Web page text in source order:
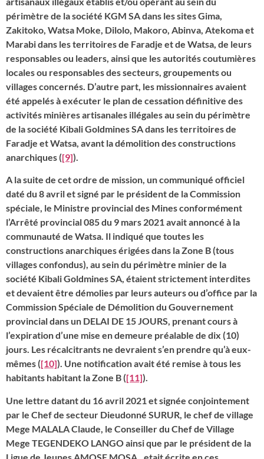
périmètre de la société KGM SA dans les sites Gima,
Zakitoko, Watsa Moke, Dilolo, Makoro, Abinva, Atekoma et
Marabi dans les territoires de Faradje et de Watsa, de leurs
responsables ou leaders, ainsi que les autorités coutumières
locales ou responsables des secteurs, groupements ou
villages concernés. D’autre part, les missionnaires avaient
été appelés à exécuter le plan de cessation définitive des
activités minières artisanales illégales au sein du périmètre
de la société Kibali Goldmines SA dans les territoires de
Faradje et Watsa, avant la démolition des constructions
anarchiques ([9]).
A la suite de cet ordre de mission, un communiqué officiel
daté du 8 avril et signé par le président de la Commission
spéciale, le Ministre provincial des Mines conformément
l’Arrêté provincial 085 du 9 mars 2021 avait annoncé à la
communauté de Watsa. Il indiqué que toutes les
constructions anarchiques érigées dans la Zone B (tous
villages confondus), au sein du périmètre minier de la
société Kibali Goldmines SA, étaient strictement interdites
et devaient être démolies par leurs auteurs ou d’office par la
Commission Spéciale de Démolition du Gouvernement
provincial dans un DELAI DE 15 JOURS, prenant cours à
l’expiration d’une mise en demeure préalable de dix (10)
jours. Les récalcitrants ne devraient s’en prendre qu’à eux-
mêmes ([10]). Une notification avait été remise à tous les
habitants habitant la Zone B ([11]).
Une lettre datant du 16 avril 2021 et signée conjointement
par le Chef de secteur Dieudonné SURUR, le chef de village
Mege MALALA Claude, le Conseiller du Chef de Village
Mege TEGENDEKO LANGO ainsi que par le président de la